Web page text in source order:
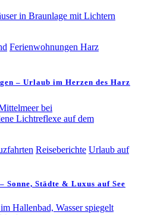
Ferienwohnungen Harz
– Urlaub im Herzen des Harz
Reiseberichte Urlaub auf
Städte & Luxus auf See